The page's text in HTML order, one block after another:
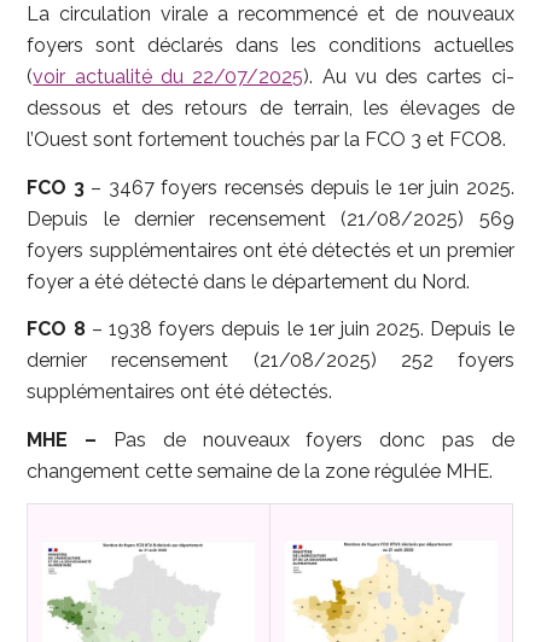
La circulation virale a recommencé et de nouveaux
foyers sont déclarés dans les conditions actuelles
(voir actualité du 22/07/2025). Au vu des cartes ci-
dessous et des retours de terrain, les élevages de
l’Ouest sont fortement touchés par la FCO 3 et FCO8.
FCO 3– 3467 foyers recensés depuis le 1er juin 2025.
Depuis le dernier recensement (21/08/2025) 569
foyers supplémentaires ont été détectés et un premier
foyer a été détecté dans le département du Nord.
FCO 8– 1938 foyers depuis le 1er juin 2025. Depuis le
dernier recensement (21/08/2025) 252 foyers
supplémentaires ont été détectés.
MHE – Pas de nouveaux foyers donc pas de
changement cette semaine de la zone régulée MHE.